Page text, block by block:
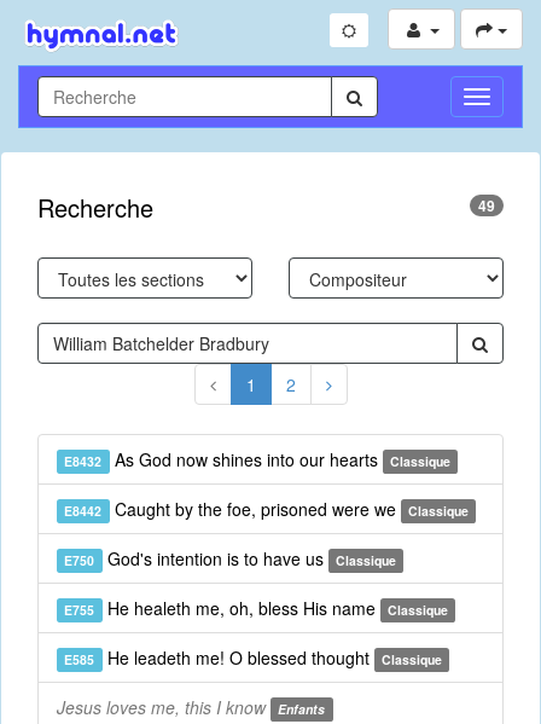
Toggle
Recherche 49
1 2
E8432 As God now shines into our hearts Classique
E8442 Caught by the foe, prisoned were we Classique
E750 God's intention is to have us Classique
E755 He healeth me, oh, bless His name Classique
E585 He leadeth me! O blessed thought Classique
Jesus loves me, this I know Enfants